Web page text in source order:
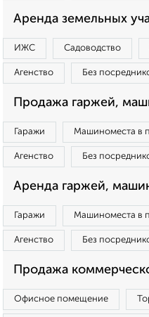
Аренда земельных
ИЖС Садоводство
Агенство Без
Продажа гаржей,
Гаражи Машиноместа в
Агенство Без
Аренда гаржей,
Гаражи Машиноместа в
Агенство Без
Продажа
Офисное помещение